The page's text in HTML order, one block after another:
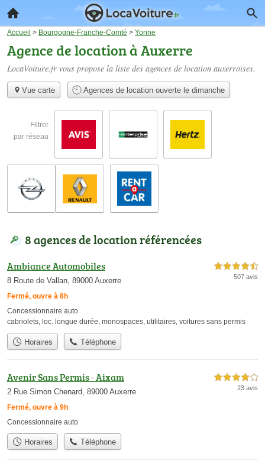
Accueil > Bourgogne-Franche-Comté > Yonne
Agence de location à Auxerre
LocaVoiture.fr vous propose la liste des agences de location auxerroises.
Vue carte Agences de location ouverte le dimanche
Filtrer
par réseau
8 agences de location référencées
Ambiance Automobiles
8 Route de Vallan, 89000 Auxerre
Fermé, ouvre à 8h
4,5 étoiles sur 5
507 avis
Concessionnaire auto
cabriolets, loc. longue durée, monospaces, utilitaires, voitures sans permis
Horaires Téléphone
Avenir Sans Permis - Aixam
2 Rue Simon Chenard, 89000 Auxerre
Fermé, ouvre à 9h
4,0 étoiles sur 5
23 avis
Concessionnaire auto
Horaires Téléphone